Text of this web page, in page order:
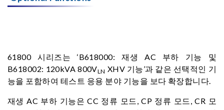
61800 시리즈는 ‘B618000: 재생 AC 부하 기능 및
B618002: 120kVA 800VLN XHV 기능’과 같은 선택적인 기
능을 포함하여 테스트 응용 분야 기능을 보다 확장합니다.
재생 AC 부하 기능은 CC 정류 모드, CP 정류 모드, CR 모